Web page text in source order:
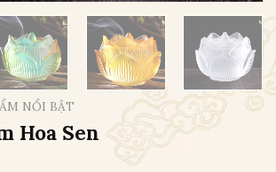
NỔI BẬT
Hoa Sen